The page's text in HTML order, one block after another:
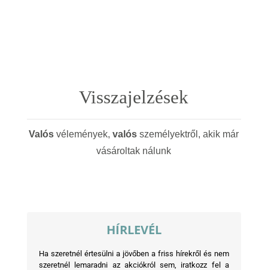
Visszajelzések
Valós vélemények,valós személyektről, akik már
vásároltak nálunk
HÍRLEVÉL
Ha szeretnél értesülni a jövőben a friss hírekről és nem
szeretnél lemaradni az akciókról sem, iratkozz fel a